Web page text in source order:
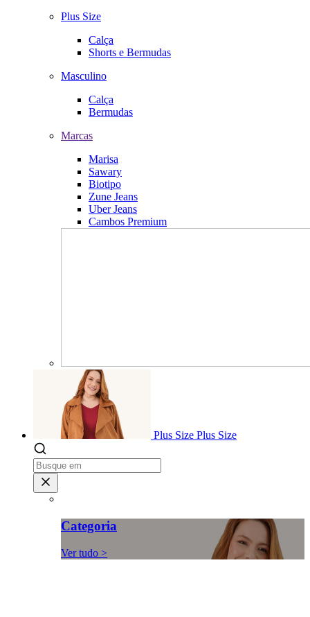
Plus Size
Calça
Shorts e Bermudas
Masculino
Calça
Bermudas
Marcas
Marisa
Sawary
Biotipo
Zune Jeans
Uber Jeans
Cambos Premium
Plus Size Plus Size
Categoria
Ver tudo >